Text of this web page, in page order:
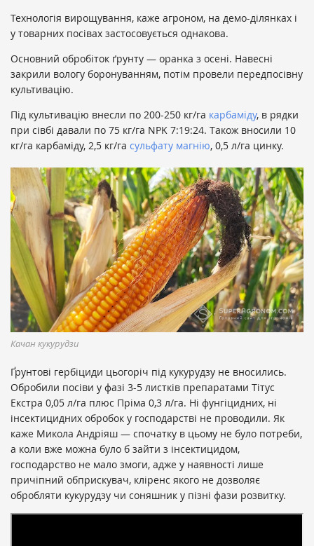
Технологія вирощування, каже агроном, на демо-ділянках і
у товарних посівах застосовується однакова.
Основний обробіток ґрунту — оранка з осені. Навесні
закрили вологу боронуванням, потім провели передпосівну
культивацію.
Під культивацію внесли по 200-250 кг/га карбаміду, в рядки
при сівбі давали по 75 кг/га NPK 7:19:24. Також вносили 10
кг/га карбаміду, 2,5 кг/га сульфату магнію, 0,5 л/га цинку.
Качан кукурудзи
Ґрунтові гербіциди цьогоріч під кукурудзу не вносились.
Обробили посіви у фазі 3-5 листків препаратами Тітус
Екстра 0,05 л/га плюс Пріма 0,3 л/га. Ні фунгіцидних, ні
інсектицидних обробок у господарстві не проводили. Як
каже Микола Андріяш — спочатку в цьому не було потреби,
а коли вже можна було б зайти з інсектицидом,
господарство не мало змоги, адже у наявності лише
причіпний обприскувач, кліренс якого не дозволяє
обробляти кукурудзу чи соняшник у пізні фази розвитку.